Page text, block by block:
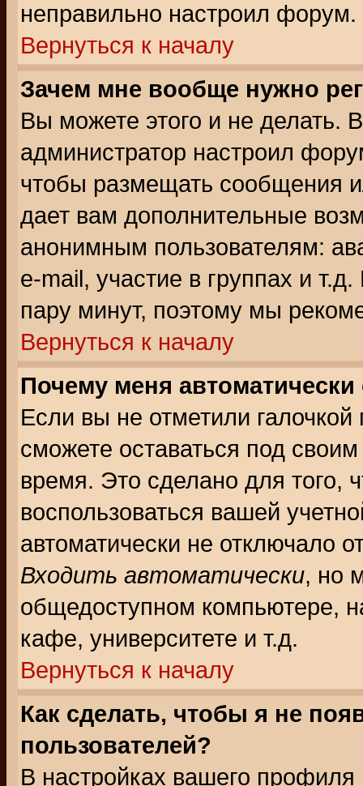
неправильно настроил форум.
Вернуться к началу
Зачем мне вообще нужно
Вы можете этого и не делать.
администратор настроил
чтобы размещать сообщения
дает вам дополнительные
анонимным пользователям:
e-mail, участие в группах и
пару минут, поэтому мы
Вернуться к началу
Почему меня автоматически
Если вы не отметили галочкой
сможете оставаться под
время. Это сделано для того,
воспользоваться вашей
автоматически не отключало
Входить автоматически, но
общедоступном компьютере,
кафе, университете и т.д.
Вернуться к началу
Как сделать, чтобы я не
пользователей?
В настройках вашего